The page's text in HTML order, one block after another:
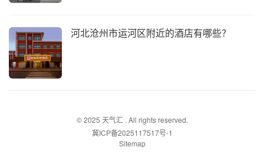
河北沧州市运河区附近的酒店有哪些？
© 2025 天气汇. All rights reserved.
冀ICP备2025117517号-1
Sitemap